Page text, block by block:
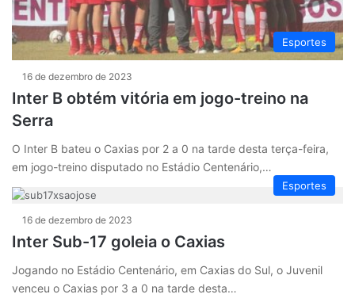
Esportes
16 de dezembro de 2023
Inter B obtém vitória em jogo-treino na
Serra
O Inter B bateu o Caxias por 2 a 0 na tarde desta terça-feira,
em jogo-treino disputado no Estádio Centenário,…
Esportes
16 de dezembro de 2023
Inter Sub-17 goleia o Caxias
Jogando no Estádio Centenário, em Caxias do Sul, o Juvenil
venceu o Caxias por 3 a 0 na tarde desta…